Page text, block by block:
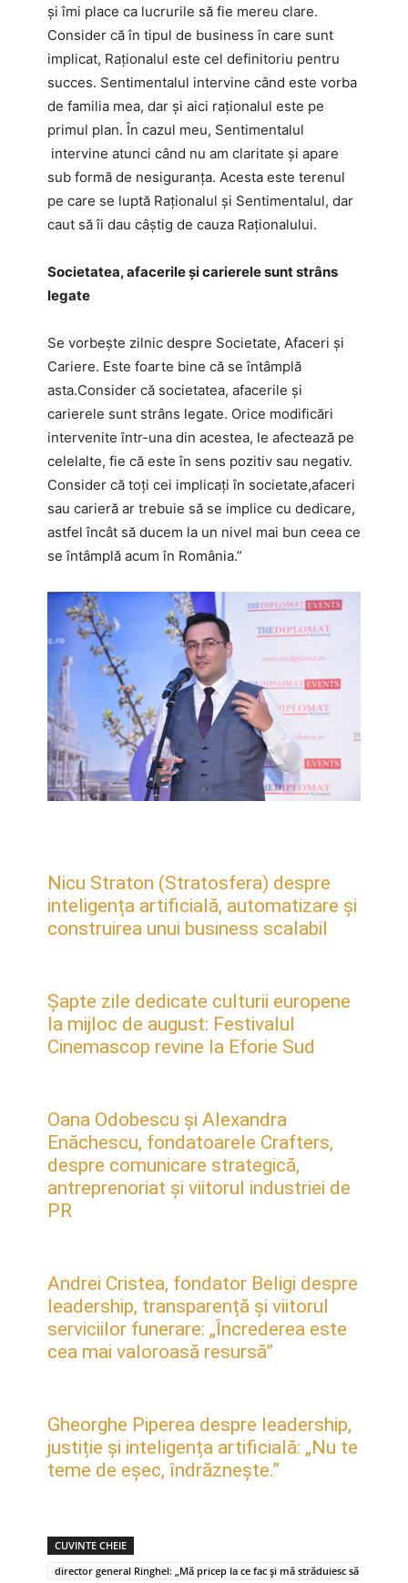
și îmi place ca lucrurile să fie mereu clare.
Consider că în tipul de business în care sunt
implicat, Raționalul este cel definitoriu pentru
succes. Sentimentalul intervine când este vorba
de familia mea, dar și aici raționalul este pe
primul plan. În cazul meu, Sentimentalul
intervine atunci când nu am claritate și apare
sub formă de nesiguranța. Acesta este terenul
pe care se luptă Raționalul și Sentimentalul, dar
caut să îi dau câștig de cauza Raționalului.
Societatea, afacerile și carierele sunt strâns
legate
Se vorbește zilnic despre Societate, Afaceri și
Cariere. Este foarte bine că se întâmplă
asta.Consider că societatea, afacerile și
carierele sunt strâns legate. Orice modificări
intervenite într-una din acestea, le afectează pe
celelalte, fie că este în sens pozitiv sau negativ.
Consider că toți cei implicați în societate,afaceri
sau carieră ar trebuie să se implice cu dedicare,
astfel încât să ducem la un nivel mai bun ceea ce
se întâmplă acum în România.”
Nicu Straton (Stratosfera) despre
inteligența artificială, automatizare și
construirea unui business scalabil
Șapte zile dedicate culturii europene
la mijloc de august: Festivalul
Cinemascop revine la Eforie Sud
Oana Odobescu și Alexandra
Enăchescu, fondatoarele Crafters,
despre comunicare strategică,
antreprenoriat și viitorul industriei de
PR
Andrei Cristea, fondator Beligi despre
leadership, transparență și viitorul
serviciilor funerare: „Încrederea este
cea mai valoroasă resursă”
Gheorghe Piperea despre leadership,
justiție și inteligența artificială: „Nu te
teme de eșec, îndrăznește.”
CUVINTE CHEIE
director general Ringhel: „Mă pricep la ce fac și mă străduiesc să